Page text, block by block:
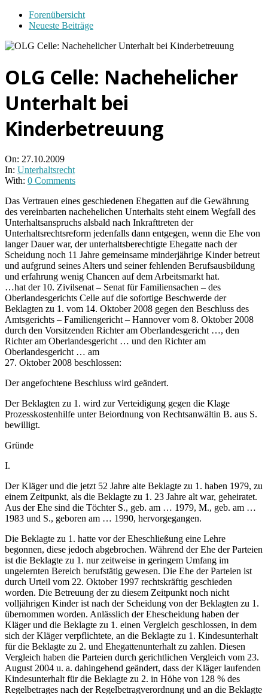
Forenübersicht
Neueste Beiträge
OLG Celle: Nachehelicher
Unterhalt bei
Kinderbetreuung
On: 27.10.2009
In: Unterhaltsrecht
With: 0 Comments
Das Vertrauen eines geschiedenen Ehegatten auf die Gewährung
des vereinbarten nachehelichen Unterhalts steht einem Wegfall des
Unterhaltsanspruchs alsbald nach Inkrafttreten der
Unterhaltsrechtsreform jedenfalls dann entgegen, wenn die Ehe von
langer Dauer war, der unterhaltsberechtigte Ehegatte nach der
Scheidung noch 11 Jahre gemeinsame minderjährige Kinder betreut
und aufgrund seines Alters und seiner fehlenden Berufsausbildung
und erfahrung wenig Chancen auf dem Arbeitsmarkt hat.
…hat der 10. Zivilsenat – Senat für Familiensachen – des
Oberlandesgerichts Celle auf die sofortige Beschwerde der
Beklagten zu 1. vom 14. Oktober 2008 gegen den Beschluss des
Amtsgerichts – Familiengericht – Hannover vom 8. Oktober 2008
durch den Vorsitzenden Richter am Oberlandesgericht …, den
Richter am Oberlandesgericht … und den Richter am
Oberlandesgericht … am
27. Oktober 2008 beschlossen:
Der angefochtene Beschluss wird geändert.
Der Beklagten zu 1. wird zur Verteidigung gegen die Klage
Prozesskostenhilfe unter Beiordnung von Rechtsanwältin B. aus S.
bewilligt.
Gründe
I.
Der Kläger und die jetzt 52 Jahre alte Beklagte zu 1. haben 1979, zu
einem Zeitpunkt, als die Beklagte zu 1. 23 Jahre alt war, geheiratet.
Aus der Ehe sind die Töchter S., geb. am … 1979, M., geb. am …
1983 und S., geboren am … 1990, hervorgegangen.
Die Beklagte zu 1. hatte vor der Eheschließung eine Lehre
begonnen, diese jedoch abgebrochen. Während der Ehe der Parteien
ist die Beklagte zu 1. nur zeitweise in geringem Umfang im
ungelernten Bereich berufstätig gewesen. Die Ehe der Parteien ist
durch Urteil vom 22. Oktober 1997 rechtskräftig geschieden
worden. Die Betreuung der zu diesem Zeitpunkt noch nicht
volljährigen Kinder ist nach der Scheidung von der Beklagten zu 1.
übernommen worden. Anlässlich der Ehescheidung haben der
Kläger und die Beklagte zu 1. einen Vergleich geschlossen, in dem
sich der Kläger verpflichtete, an die Beklagte zu 1. Kindesunterhalt
für die Beklagte zu 2. und Ehegattenunterhalt zu zahlen. Diesen
Vergleich haben die Parteien durch gerichtlichen Vergleich vom 23.
August 2004 u. a. dahingehend geändert, dass der Kläger laufenden
Kindesunterhalt für die Beklagte zu 2. in Höhe von 128 % des
Regelbetrages nach der Regelbetragverordnung und an die Beklagte